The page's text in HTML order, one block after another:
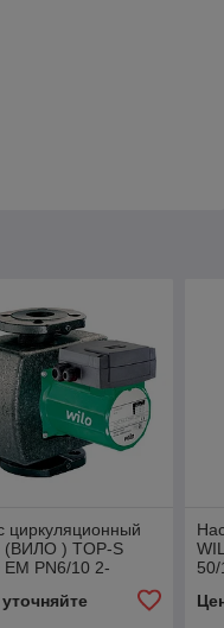
циркуляционный
(ВИЛО ) TOP-S
EM PN6/10 2-